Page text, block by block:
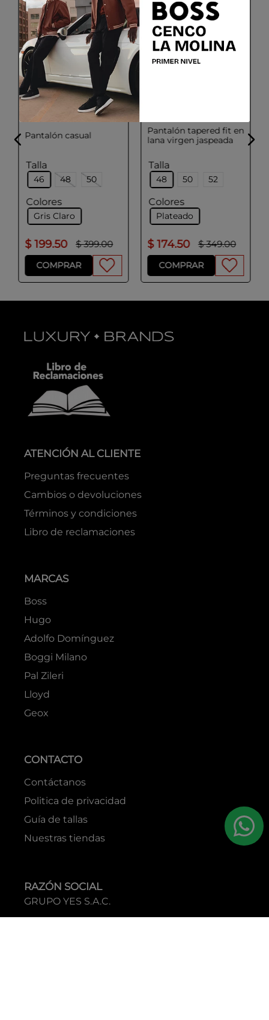
Pantalón casual
Talla
46 48 50
Colores
Gris Claro
$ 199.50 $ 399.00
COMPRAR
Pantalón tapered fit en
lana virgen jaspeada
Talla
48 50 52
Colores
Plateado
$ 174.50 $ 349.00
COMPRAR
ATENCIÓN AL CLIENTE
Preguntas frecuentes
Cambios o devoluciones
Términos y condiciones
Libro de reclamaciones
MARCAS
Boss
Hugo
Adolfo Domínguez
Boggi Milano
Pal Zileri
Lloyd
Geox
CONTACTO
Contáctanos
Politica de privacidad
Guía de tallas
Nuestras tiendas
RAZÓN SOCIAL
GRUPO YES S.A.C.